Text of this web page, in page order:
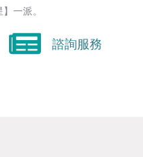
一派。
諮詢服務